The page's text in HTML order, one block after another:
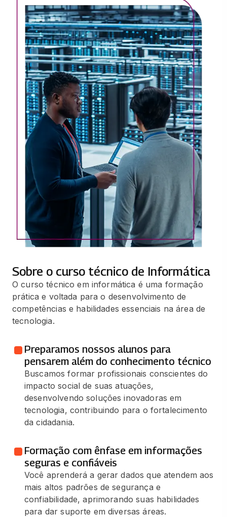
Sobre o curso técnico de Informática
O curso técnico em informática é uma formação
prática e voltada para o desenvolvimento de
competências e habilidades essenciais na área de
tecnologia.
Preparamos nossos alunos para
pensarem além do conhecimento técnico
Buscamos formar profissionais conscientes do
impacto social de suas atuações,
desenvolvendo soluções inovadoras em
tecnologia, contribuindo para o fortalecimento
da cidadania.
Formação com ênfase em informações
seguras e confiáveis
Você aprenderá a gerar dados que atendem aos
mais altos padrões de segurança e
confiabilidade, aprimorando suas habilidades
para dar suporte em diversas áreas.